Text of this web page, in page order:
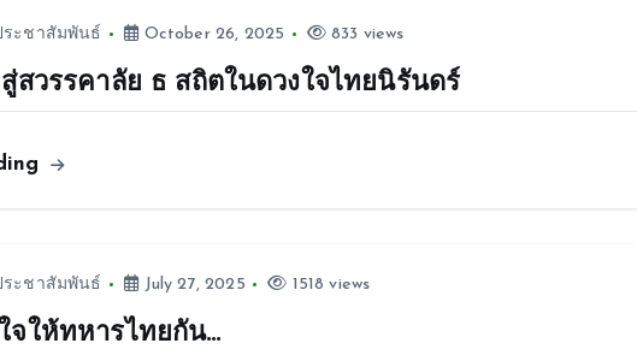
ระชาสัมพันธ์ October 26, 2025 833 views
สวรรคาลัย ธ สถิตในดวงใจไทยนิรันดร์
ระชาสัมพันธ์ July 27, 2025 1518 views
จให้ทหารไทยกัน…